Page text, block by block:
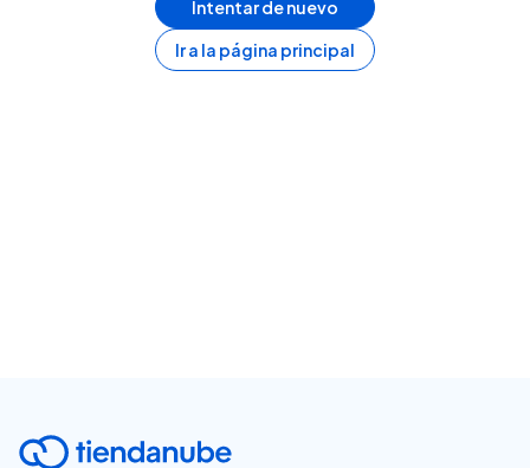
Intentar de nuevo
Ir a la página principal